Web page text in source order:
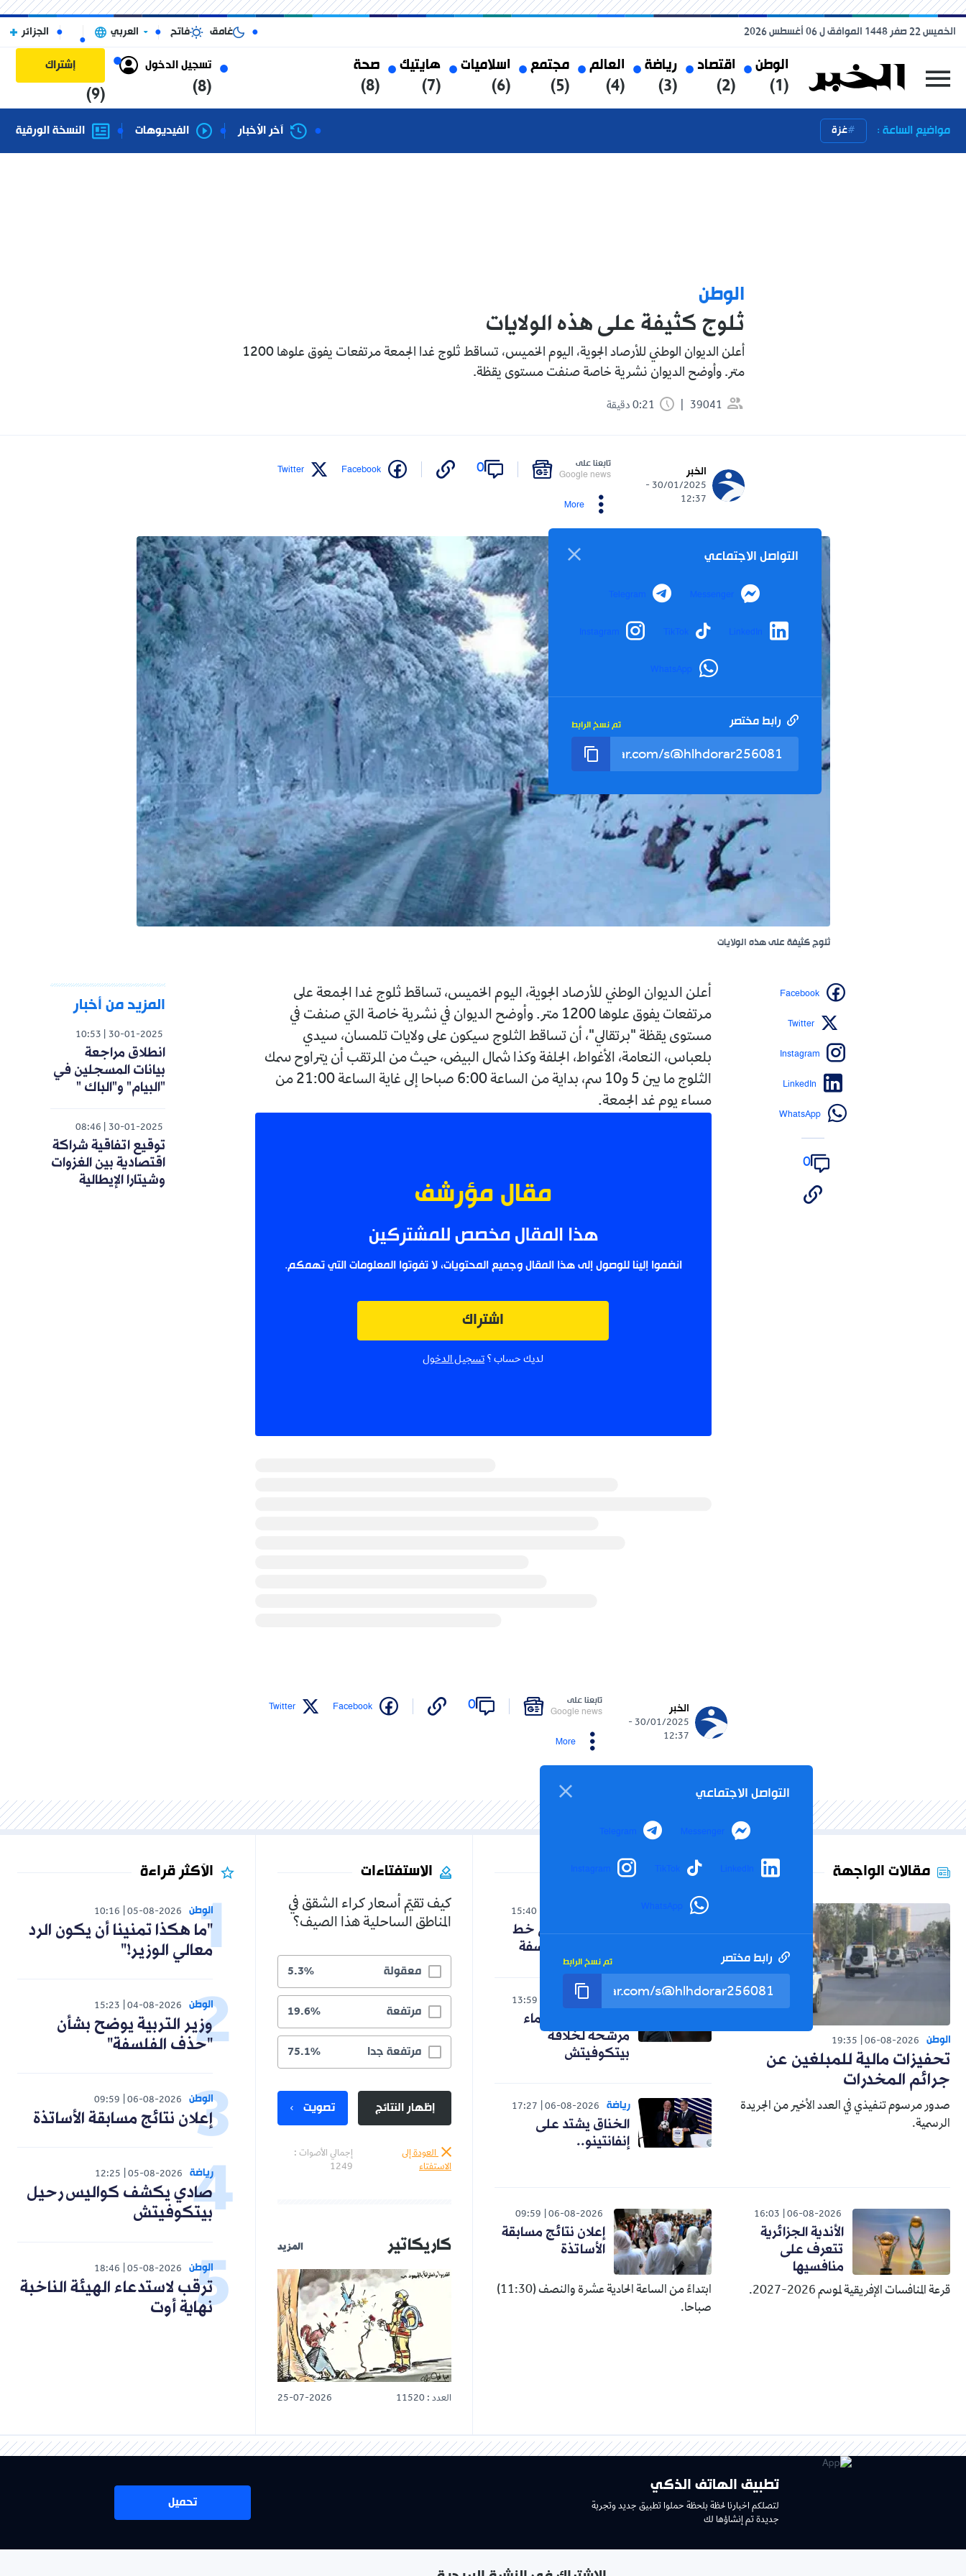
الوطن
(1)
اقتصاد
(2)
رياضة
(3)
العالم
(4)
مجتمع
(5)
اسلاميات
(6)
هايتيك
(7)
صحة
(8)
تسجيل الدخول
(8)
إشتراك
(9)
الخميس 22 صفر 1448 الموافق ل 06 أغسطس 2026 غامق فاتح العربي الجزائر
مواضيع الساعة : غزة آخر الأخبار الفيديوهات النسخة الورقية
الوطن
ثلوج كثيفة على هذه الولايات
أعلن الديوان الوطني للأرصاد الجوية، اليوم الخميس، تساقط ثلوج غدا الجمعة مرتفعات يفوق علوها 1200
متر. وأوضح الديوان نشرية خاصة صنفت مستوى يقظة.
39041
الخبر
30/01/2025 -
12:37
تابعنا على
Google news
0
Facebook
Twitter
More
التواصل الاجتماعي
Messenger
Telegram
LinkedIn
TikTok
Instagram
WhatsApp
رابط مختصر تم نسخ الرابط
ثلوج كثيفة على هذه الولايات
أعلن الديوان الوطني للأرصاد الجوية، اليوم الخميس، تساقط ثلوج غدا الجمعة على
مرتفعات يفوق علوها 1200 متر. وأوضح الديوان في نشرية خاصة التي صنفت في
مستوى يقظة "برتقالي"، أن تساقط الثلوج سيكون على ولايات تلمسان، سيدي
بلعباس، النعامة، الأغواط، الجلفة وكذا شمال البيض، حيث من المرتقب أن يتراوح سمك
الثلوج ما بين 5 و10 سم، بداية من الساعة 6:00 صباحا إلى غاية الساعة 21:00 من
مساء يوم غد الجمعة.
مقال مؤرشف
هذا المقال مخصص للمشتركين
انضموا إلينا للوصول إلى هذا المقال وجميع المحتويات، لا تفوتوا المعلومات التي تهمكم.
اشتراك
لديك حساب ؟ تسجيل الدخول
Facebook
Twitter
Instagram
LinkedIn
WhatsApp
0
المزيد من أخبار
30-01-2025
10:53
انطلاق مراجعة
بيانات المسجلين في
"البيام" و"الباك "
30-01-2025
08:46
توقيع اتفاقية شراكة
اقتصادية بين الغزوات
وشيتارا الإيطالية
الخبر
30/01/2025 -
12:37
تابعنا على
Google news
0
Facebook
Twitter
More
التواصل الاجتماعي
Messenger
Telegram
LinkedIn
TikTok
Instagram
WhatsApp
رابط مختصر تم نسخ الرابط
مقالات الواجهة
الوطن 06-08-2026
19:35
تحفيزات مالية للمبلغين عن
جرائم المخدرات
صدور مرسوم تنفيذي في العدد الأخير من الجريدة
الرسمية.
15:40
حنون تدخل على خط
الجدل حول الفلسفة
رياضة 06-08-2026
13:59
رسميا.. ثلاثة أسماء
مرشحة لخلافة
بيتكوفيتش
رياضة 06-08-2026
17:27
الخناق يشتد على
إنفانتينو..
06-08-2026
16:03
الأندية الجزائرية
تتعرف على
منافسيها
قرعة المنافسات الإفريقية لموسم 2026-2027.
06-08-2026
09:59
إعلان نتائج مسابقة
الأساتذة
ابتداءً من الساعة الحادية عشرة والنصف (11:30)
صباحا.
الاستفتاءات
كيف تقيّم أسعار كراء الشقق في
المناطق الساحلية هذا الصيف؟
معقولة 5.3%
مرتفعة 19.6%
مرتفعة جدا 75.1%
إظهار النتائج تصويت
العودة إلى
الاستفتاء
إجمالي الأصوات :
1249
كاريكاتير المزيد
العدد : 11520 25-07-2026
الأكثر قراءة
الوطن 05-08-2026
10:16
"ما هكذا تمنينا أن يكون الرد
معالي الوزير!"
الوطن 04-08-2026
15:23
وزير التربية يوضح بشأن
"حذف الفلسفة"
الوطن 06-08-2026
09:59
إعلان نتائج مسابقة الأساتذة
رياضة 05-08-2026
12:25
صادي يكشف كواليس رحيل
بيتكوفيتش
الوطن 05-08-2026
18:46
ترقب لاستدعاء الهيئة الناخبة
نهاية أوت
تطبيق الهاتف الذكي
لتصلكم اخبارنا لحظة بلحظة حملوا تطبيق جديد وتجربة
جديدة تم إنشاؤها لك
تحميل